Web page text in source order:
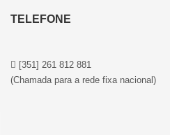
TELEFONE
[351] 261 812 881
(Chamada para a rede fixa nacional)